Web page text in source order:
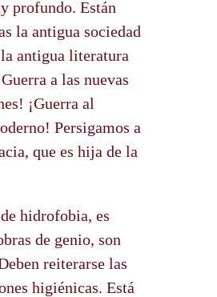
profundo. Están
la antigua sociedad
antigua literatura
a las nuevas
¡Guerra al
Persigamos a
que es hija de la
hidrofobia, es
de genio, son
reiterarse las
higiénicas. Está